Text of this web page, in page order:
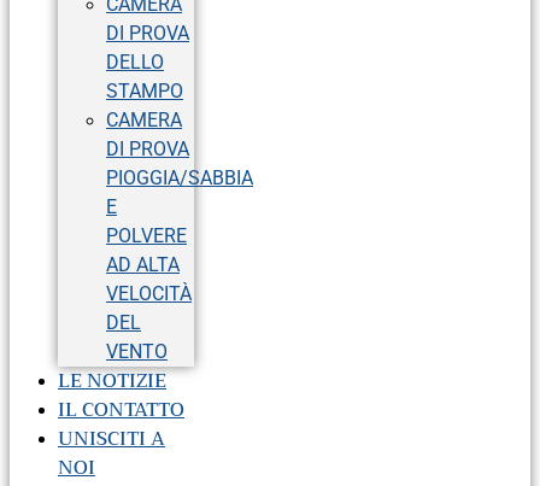
DI PROVA
DELLO
STAMPO
CAMERA
DI PROVA
PIOGGIA/SABBIA
E
POLVERE
AD ALTA
VELOCITÀ
DEL
VENTO
LE NOTIZIE
IL CONTATTO
UNISCITI A
NOI